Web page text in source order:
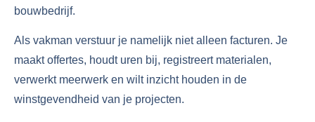
bouwbedrijf.
Als vakman verstuur je namelijk niet alleen facturen. Je
maakt offertes, houdt uren bij, registreert materialen,
verwerkt meerwerk en wilt inzicht houden in de
winstgevendheid van je projecten.